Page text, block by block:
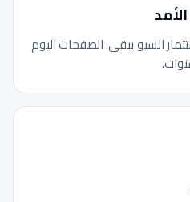
السيو يبقى. الصفحات اليوم